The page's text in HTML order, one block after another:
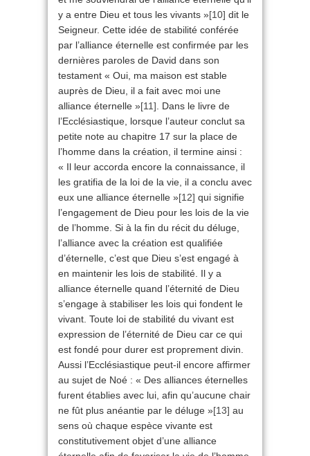
y a entre Dieu et tous les vivants »[10] dit le
Seigneur. Cette idée de stabilité conférée
par l’alliance éternelle est confirmée par les
dernières paroles de David dans son
testament « Oui, ma maison est stable
auprès de Dieu, il a fait avec moi une
alliance éternelle »[11] . Dans le livre de
l’Ecclésiastique, lorsque l’auteur conclut sa
petite note au chapitre 17 sur la place de
l’homme dans la création, il termine ainsi :
« Il leur accorda encore la connaissance, il
les gratifia de la loi de la vie, il a conclu avec
eux une alliance éternelle »[12] qui signifie
l’engagement de Dieu pour les lois de la vie
de l’homme. Si à la fin du récit du déluge,
l’alliance avec la création est qualifiée
d’éternelle, c’est que Dieu s’est engagé à
en maintenir les lois de stabilité. Il y a
alliance éternelle quand l’éternité de Dieu
s’engage à stabiliser les lois qui fondent le
vivant. Toute loi de stabilité du vivant est
expression de l’éternité de Dieu car ce qui
est fondé pour durer est proprement divin.
Aussi l’Ecclésiastique peut-il encore affirmer
au sujet de Noé : « Des alliances éternelles
furent établies avec lui, afin qu’aucune chair
ne fût plus anéantie par le déluge »[13] au
sens où chaque espèce vivante est
constitutivement objet d’une alliance